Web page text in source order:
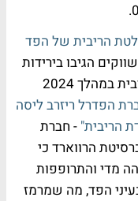
הריבית של הפד
הגיבו בירידות
וזאת מאחר כי יעד הפד ל-3 הורדות ריבית במהלך 2024
הפדרל ריזרב ליסה
הריבית" - חברת
הרווארד כי
מדי והתרופפות
הפד, מה שמרמז